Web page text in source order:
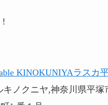
KINOKUNIYAラスカ
キノクニヤ,神奈川県平塚